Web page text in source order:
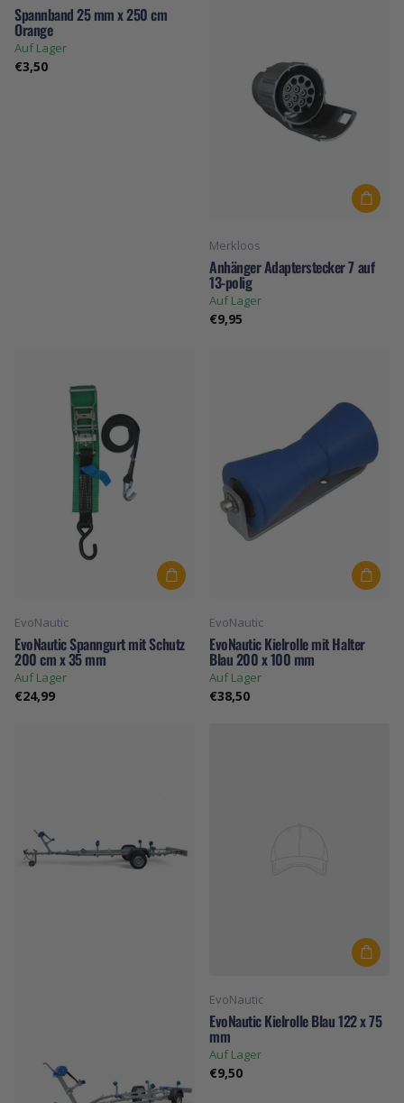
Spannband 25 mm x 250 cm
Orange
Auf Lager
€3,50
Merkloos
Anhänger Adapterstecker 7 auf
13-polig
Auf Lager
€9,95
EvoNautic
EvoNautic Spanngurt mit Schutz
200 cm x 35 mm
Auf Lager
€24,99
EvoNautic
EvoNautic Kielrolle mit Halter
Blau 200 x 100 mm
Auf Lager
€38,50
EvoNautic
EvoNautic Kielrolle Blau 122 x 75
mm
Auf Lager
€9,50